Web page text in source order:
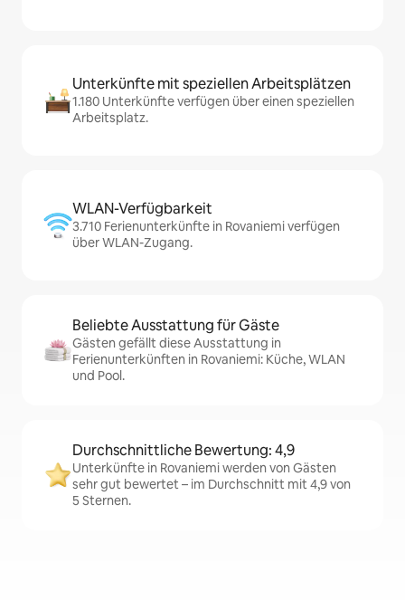
Unterkünfte mit speziellen Arbeitsplätzen
1.180 Unterkünfte verfügen über einen speziellen
Arbeitsplatz.
WLAN-Verfügbarkeit
3.710 Ferienunterkünfte in Rovaniemi verfügen
über WLAN-Zugang.
Beliebte Ausstattung für Gäste
Gästen gefällt diese Ausstattung in
Ferienunterkünften in Rovaniemi: Küche, WLAN
und Pool.
Durchschnittliche Bewertung: 4,9
Unterkünfte in Rovaniemi werden von Gästen
sehr gut bewertet – im Durchschnitt mit 4,9 von
5 Sternen.